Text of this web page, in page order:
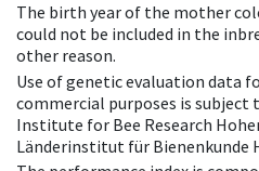
The birth year of the mother
could not be included in the
other reason.
Use of genetic evaluation data
commercial purposes is subject
Institute for Bee Research
Länderinstitut für Bienenkunde